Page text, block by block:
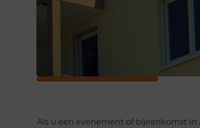
Als u een evenement of bijeenkomst in